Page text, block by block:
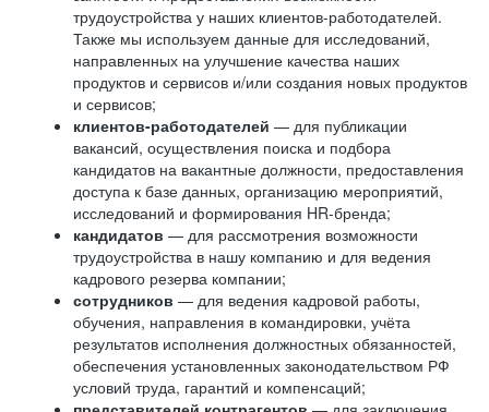
трудоустройства у наших клиентов-работодателей.
Также мы используем данные для исследований,
направленных на улучшение качества наших
продуктов и сервисов и/или создания новых продуктов
и сервисов;
клиентов-работодателей — для публикации
вакансий, осуществления поиска и подбора
кандидатов на вакантные должности, предоставления
доступа к базе данных, организацию мероприятий,
исследований и формирования HR-бренда;
кандидатов — для рассмотрения возможности
трудоустройства в нашу компанию и для ведения
кадрового резерва компании;
сотрудников — для ведения кадровой работы,
обучения, направления в командировки, учёта
результатов исполнения должностных обязанностей,
обеспечения установленных законодательством РФ
условий труда, гарантий и компенсаций;